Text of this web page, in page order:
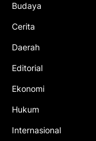
Budaya
Cerita
Daerah
Editorial
Ekonomi
Hukum
Internasional